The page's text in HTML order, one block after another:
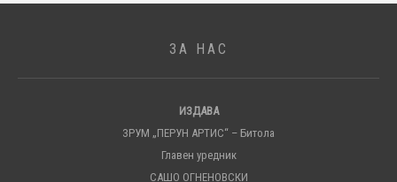
ЗА НАС
ИЗДАВА
ЗРУМ „ПЕРУН АРТИС“ – Битола
Главен уредник
САШО ОГНЕНОВСКИ